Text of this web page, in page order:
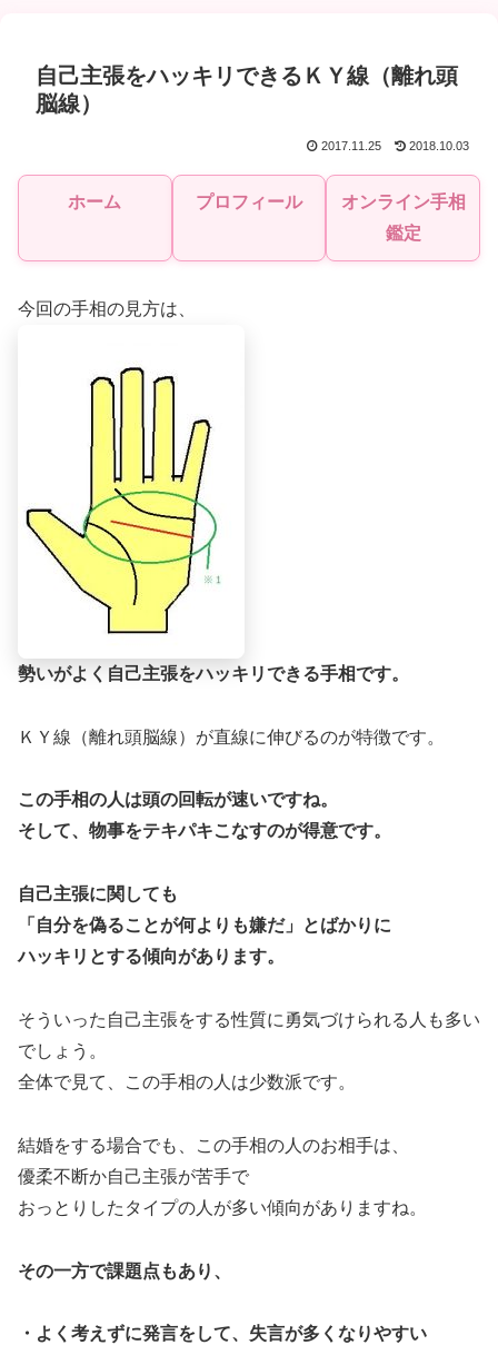
自己主張をハッキリできるＫＹ線（離れ頭
脳線）
2017.11.25 2018.10.03
ホーム プロフィール
オンライン手相
鑑定
今回の手相の見方は、
勢いがよく自己主張をハッキリできる手相です。
ＫＹ線（離れ頭脳線）が直線に伸びるのが特徴です。
この手相の人は頭の回転が速いですね。
そして、物事をテキパキこなすのが得意です。
自己主張に関しても
「自分を偽ることが何よりも嫌だ」とばかりに
ハッキリとする傾向があります。
そういった自己主張をする性質に勇気づけられる人も多い
でしょう。
全体で見て、この手相の人は少数派です。
結婚をする場合でも、この手相の人のお相手は、
優柔不断か自己主張が苦手で
おっとりしたタイプの人が多い傾向がありますね。
その一方で課題点もあり、
・よく考えずに発言をして、失言が多くなりやすい